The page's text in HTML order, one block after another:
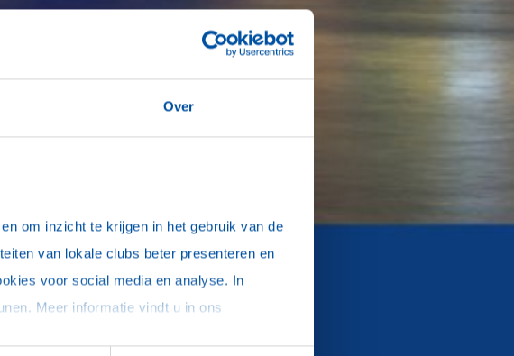
Over
om inzicht te krijgen in het gebruik van de
van lokale clubs beter presenteren en
voor social media en analyse. In